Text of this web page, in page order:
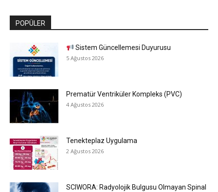
POPÜLER
Sistem Güncellemesi Duyurusu
5 Ağustos 2026
Prematür Ventriküler Kompleks (PVC)
4 Ağustos 2026
Tenekteplaz Uygulama
2 Ağustos 2026
SCIWORA: Radyolojik Bulgusu Olmayan Spinal